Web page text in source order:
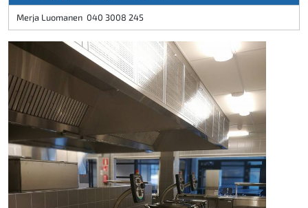
Merja Luomanen 040 3008 245